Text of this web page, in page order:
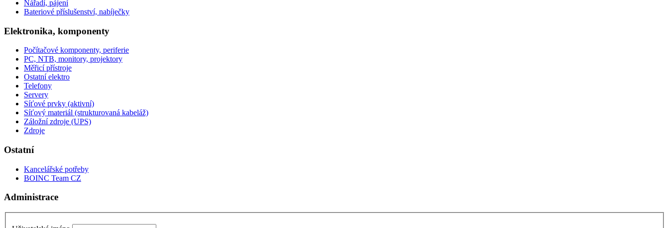
Nářadí, pájení
Bateriové příslušenství, nabíječky
Elektronika, komponenty
Počítačové komponenty, periferie
PC, NTB, monitory, projektory
Měřicí přístroje
Ostatní elektro
Telefony
Servery
Síťové prvky (aktivní)
Síťový materiál (strukturovaná kabeláž)
Záložní zdroje (UPS)
Zdroje
Ostatní
Kancelářské potřeby
BOINC Team CZ
Administrace